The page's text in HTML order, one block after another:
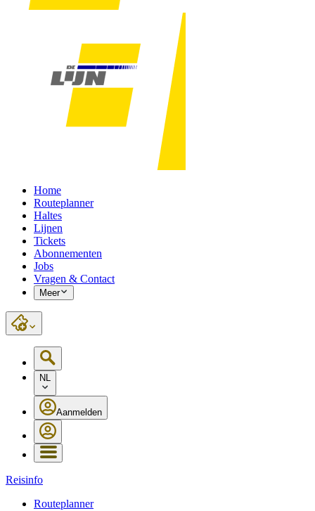
Home
Routeplanner
Haltes
Lijnen
Tickets
Abonnementen
Jobs
Vragen & Contact
Meer
NL
Aanmelden
Reisinfo
Routeplanner